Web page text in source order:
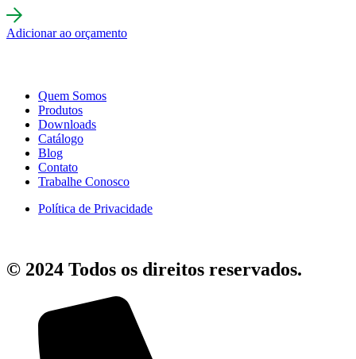
Adicionar ao orçamento
Quem Somos
Produtos
Downloads
Catálogo
Blog
Contato
Trabalhe Conosco
Política de Privacidade
© 2024 Todos os direitos reservados.